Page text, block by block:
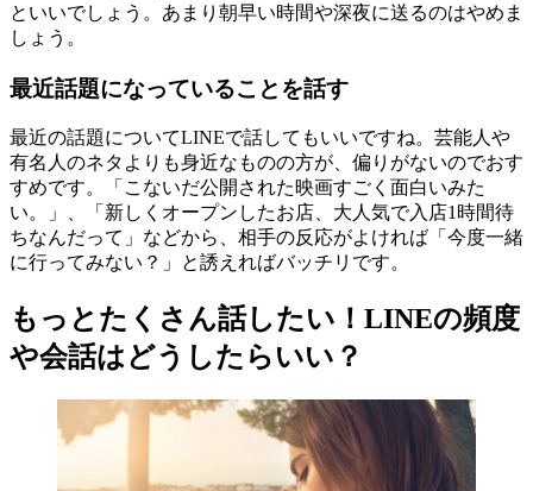
といいでしょう。あまり朝早い時間や深夜に送るのはやめま
しょう。
最近話題になっていることを話す
最近の話題についてLINEで話してもいいですね。芸能人や
有名人のネタよりも身近なものの方が、偏りがないのでおす
すめです。「こないだ公開された映画すごく面白いみた
い。」、「新しくオープンしたお店、大人気で入店1時間待
ちなんだって」などから、相手の反応がよければ「今度一緒
に行ってみない？」と誘えればバッチリです。
もっとたくさん話したい！LINEの頻度
や会話はどうしたらいい？